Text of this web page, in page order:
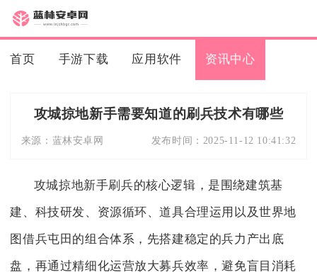
首页 手游下载 应用软件 资讯中心
攻城掠地新手需要知道的刷兵技术有哪些
来源： 蓝林安卓网 发布时间： 2025-11-12 10:41:32
攻城掠地新手刷兵的核心逻辑，是围绕建筑基
建、科技研发、资源循环、道具合理运用以及世界地
图借兵屯田的组合体系，先搭建稳定的兵力产出底
盘，再通过精细化运营放大募兵效率，避免盲目消耗